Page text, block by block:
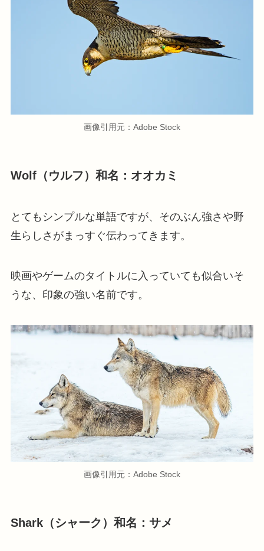
画像引用元：Adobe Stock
Wolf（ウルフ）和名：オオカミ
とてもシンプルな単語ですが、そのぶん強さや野
生らしさがまっすぐ伝わってきます。
映画やゲームのタイトルに入っていても似合いそ
うな、印象の強い名前です。
画像引用元：Adobe Stock
Shark（シャーク）和名：サメ